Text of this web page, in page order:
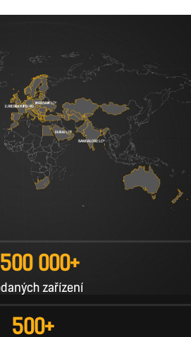
000+
zařízení
500+